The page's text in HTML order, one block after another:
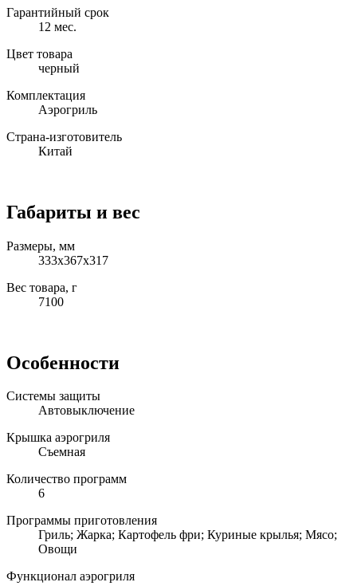
Гарантийный срок
12 мес.
Цвет товара
черный
Комплектация
Аэрогриль
Страна-изготовитель
Китай
Габариты и вес
Размеры, мм
333х367х317
Вес товара, г
7100
Особенности
Системы защиты
Автовыключение
Крышка аэрогриля
Съемная
Количество программ
6
Программы приготовления
Гриль; Жарка; Картофель фри; Куриные крылья; Мясо;
Овощи
Функционал аэрогриля